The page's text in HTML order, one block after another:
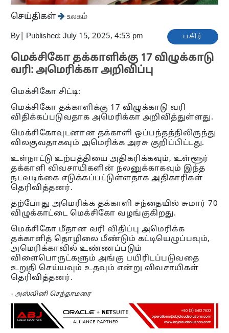
செய்திகள் உலகம்
By Published: July 15, 2025, 4:53 pm பகிர்
மெக்சிகோ தக்காளிக்கு 17 விழுக்காடு
வரி: அமெரிக்கா அறிவிப்பு
மெக்சிகோ சிட்டி:
மெக்சிகோ தக்காளிக்கு 17 விழுக்காடு வரி
விதிக்கப்படுவதாக அமெரிக்கா அறிவித்துள்ளது.
மெக்சிகோவுடனான தக்காளி ஒப்பந்தத்திலிருந்து
விலகுவதாகவும் அமெரிக்க அரசு குறிப்பிட்டது.
உள்நாட்டு உற்பத்தியை அதிகரிக்கவும், உள்ளூர்
தக்காளி விவசாயிகளின் நலனுக்காகவும் இந்த
நடவடிக்கை எடுக்கப்பட்டுள்ளதாக அதிகாரிகள்
தெரிவித்தனர்.
தற்போது அமெரிக்க தக்காளி சந்தையில் சுமார் 70
விழுக்காட்டை மெக்சிகோ வழங்குகிறது.
மெக்சிகோ மீதான வரி விதிப்பு அமெரிக்க
தக்காளித் தொழிலை மீண்டும் கட்டியெழுப்பவும்,
அமெரிக்காவில் உண்ணப்படும்
விளைபொருட்களும் அங்கு பயிரிடப்படுவதை
உறுதி செய்யவும் உதவும் என்று விவசாயிகள்
தெரிவித்தனர்.
- அஸ்வினி செந்தாமரை